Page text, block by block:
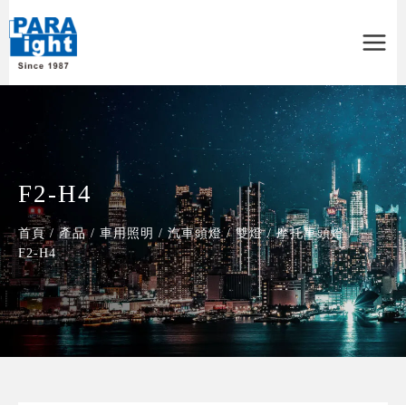
Menu
F2-H4
首頁 / 產品 / 車用照明 / 汽車頭燈 / 雙燈 / 摩托車頭燈 /
F2-H4